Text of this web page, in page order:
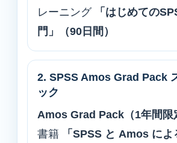
レーニング
「はじめての
門」（90日間）
2. SPSS Amos Grad Pack
ック
Amos Grad Pack（1年間限
書籍
「SPSS と Amos によ